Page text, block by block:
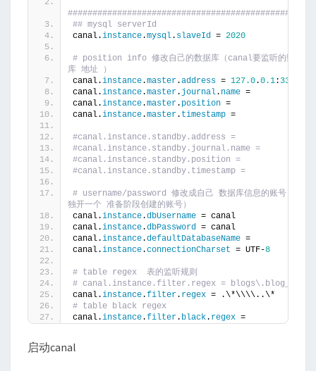
#################################################
## mysql serverId
canal.instance.mysql. slaveId = 2020
# position info 修改自己的数据库（canal要监听的数据
库 地址 ）
canal.instance.master.address = 127.0.0.1: 3306
canal.instance.master. journal. name =
canal.instance.master. position =
canal.instance.master. timestamp =
#canal.instance.standby.address =
#canal.instance.standby.journal.name =
#canal.instance.standby.position =
#canal.instance.standby.timestamp =
# username/password 修改成自己 数据库信息的账号 （单
独开一个 准备阶段创建的账号）
canal.instance.dbUsername = canal
canal.instance.dbPassword = canal
canal.instance.defaultDatabaseName =
canal.instance.connectionCharset = UTF-8
# table regex  表的监听规则
canal.instance.filter. regex = .\*\\\\..\*
# table black regex
canal.instance.filter. black. regex =
启动canal